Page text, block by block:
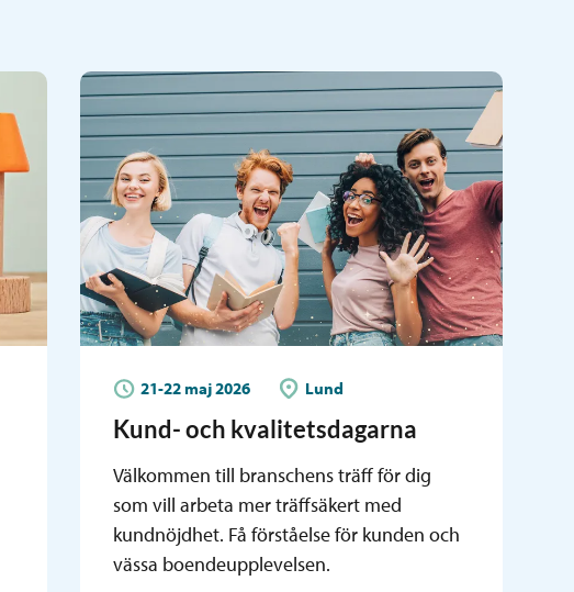
21-22 maj 2026 Lund
Kund- och kvalitetsdagarna
Välkommen till branschens träff för dig
som vill arbeta mer träffsäkert med
kundnöjdhet. Få förståelse för kunden och
vässa boendeupplevelsen.